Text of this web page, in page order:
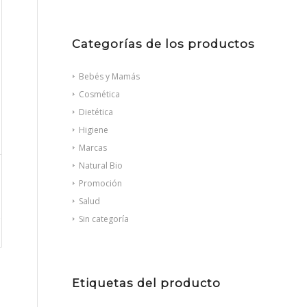
Categorías de los productos
Bebés y Mamás
Cosmética
Dietética
Higiene
Marcas
Natural Bio
Promoción
Salud
Sin categoría
Etiquetas del producto